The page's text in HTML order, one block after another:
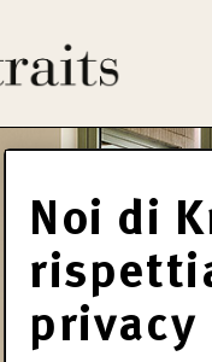
Noi di
privacy